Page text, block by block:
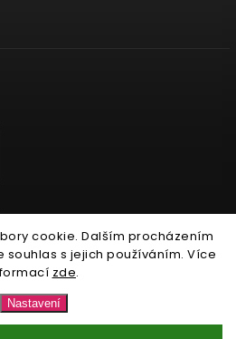
cookie. Dalším procházením
s jejich používáním. Více
zde.
Nastavení
. Všechna práva vyhrazena.
nastavení cookies